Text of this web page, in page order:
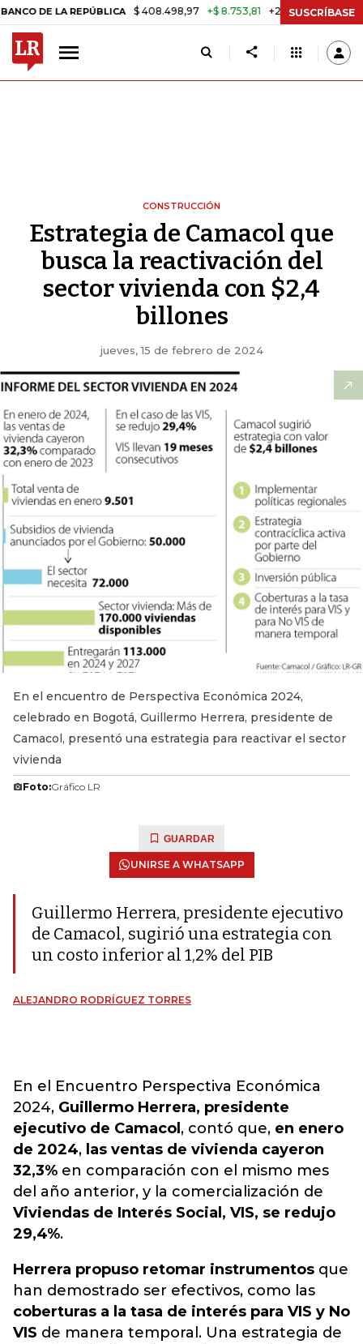
LA REPÚBLICA $ 408.498,97 +$ 8.753,81 +2,19% TASA DE USURA
SUSCRÍBASE
CONSTRUCCIÓN
Estrategia de Camacol que
busca la reactivación del
sector vivienda con $2,4
billones
jueves, 15 de febrero de 2024
En el encuentro de Perspectiva Económica 2024,
celebrado en Bogotá, Guillermo Herrera, presidente de
Camacol, presentó una estrategia para reactivar el sector
vivienda
Foto:Gráfico LR
GUARDAR
UNIRSE A WHATSAPP
Guillermo Herrera, presidente ejecutivo
de Camacol, sugirió una estrategia con
un costo inferior al 1,2% del PIB
ALEJANDRO RODRÍGUEZ TORRES
En el Encuentro Perspectiva Económica
2024, Guillermo Herrera, presidente
ejecutivo de Camacol , contó que, en enero
de 2024, las ventas de vivienda cayeron
32,3% en comparación con el mismo mes
del año anterior, y la comercialización de
Viviendas de Interés Social, VIS, se redujo
29,4%.
Herrera propuso retomar instrumentos que
han demostrado ser efectivos, como las
coberturas a la tasa de interés para VIS y No
VIS de manera temporal. Una estrategia de